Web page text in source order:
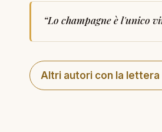
“Lo champagne è l'unico
Altri autori con la lettera